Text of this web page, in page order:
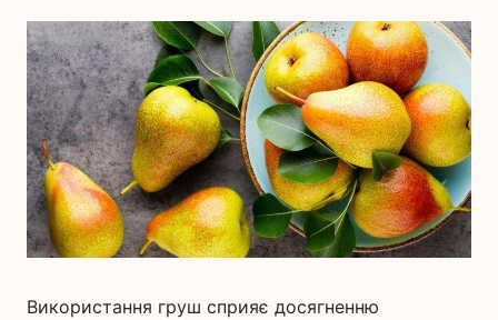
Використання груш сприяє досягненню